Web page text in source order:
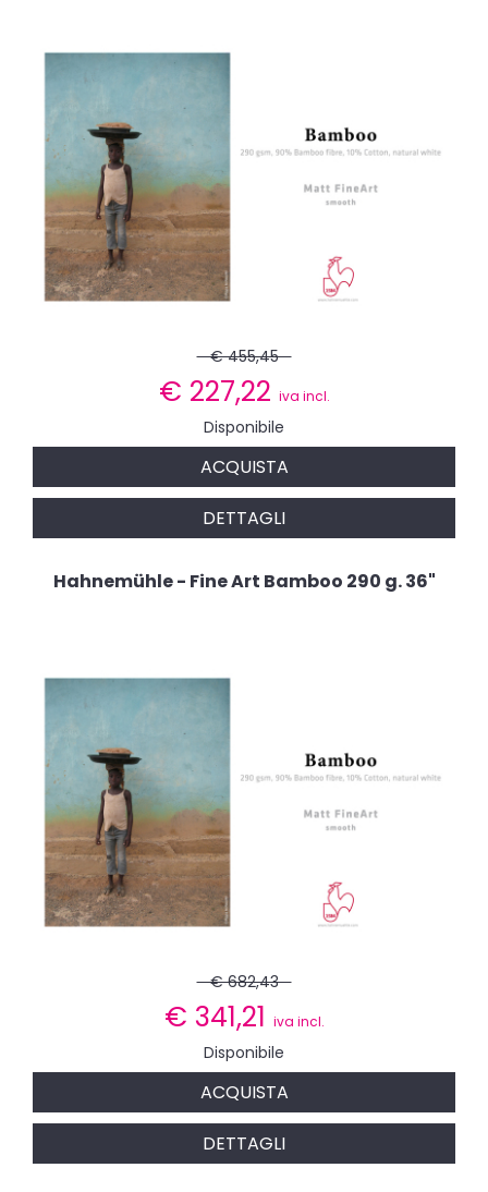
€ 455,45
€ 227,22 iva incl.
Disponibile
ACQUISTA
DETTAGLI
Hahnemühle - Fine Art Bamboo 290 g. 36"
€ 682,43
€ 341,21 iva incl.
Disponibile
ACQUISTA
DETTAGLI